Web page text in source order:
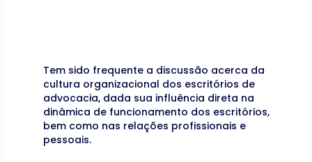
Tem sido frequente a discussão acerca da
cultura organizacional dos escritórios de
advocacia, dada sua influência direta na
dinâmica de funcionamento dos escritórios,
bem como nas relações profissionais e
pessoais.